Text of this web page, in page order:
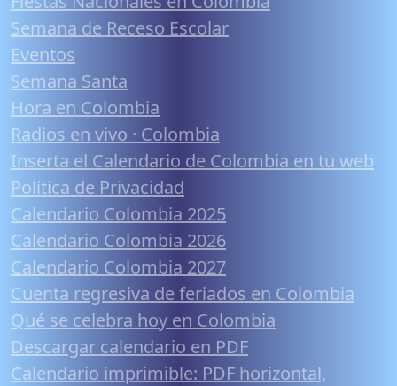
Semana de Receso Escolar
Eventos
Semana Santa
Hora en Colombia
Radios en vivo · Colombia
Inserta el Calendario de Colombia en tu web
Política de Privacidad
Calendario Colombia 2025
Calendario Colombia 2026
Calendario Colombia 2027
Cuenta regresiva de feriados en Colombia
Qué se celebra hoy en Colombia
Descargar calendario en PDF
Calendario imprimible: PDF horizontal,